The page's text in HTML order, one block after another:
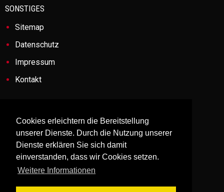
Cookies erleichtern die Bereitstellung
unserer Dienste. Durch die Nutzung unserer
Dienste erklären Sie sich damit
einverstanden, dass wir Cookies setzen.
Weitere Informationen
SONSTIGES
Sitemap
Datenschutz
Impressum
Kontakt
Feuerwehr Bad Schwartau-Rensefeld
Fünfhausen 3
23511 Bad Schwartau
Feuerwehr Groß Parin
Groß Parin 7a